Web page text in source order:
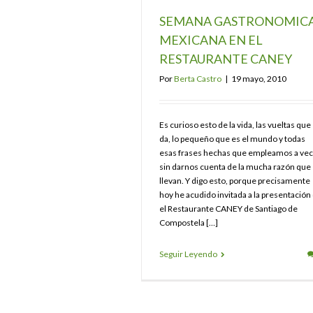
SEMANA
MEXICANA EN EL
RESTAURANTE CANEY
PorBerta Castro | 19 mayo, 2010
Es curioso esto de la vida, las vueltas que
da, lo pequeño que es el mundo y todas
esas frases hechas que empleamos a
sin darnos cuenta de la mucha razón que
llevan. Y digo esto, porque precisamente
hoy he acudido invitada a la presentación
el Restaurante CANEY de Santiago de
Compostela […]
Seguir Leyendo